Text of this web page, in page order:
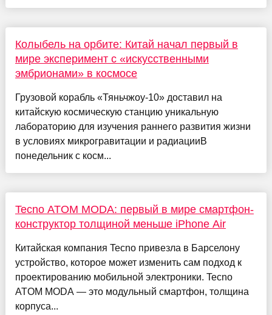
Колыбель на орбите: Китай начал первый в
мире эксперимент с «искусственными
эмбрионами» в космосе
Грузовой корабль «Тяньчжоу-10» доставил на
китайскую космическую станцию уникальную
лабораторию для изучения раннего развития жизни
в условиях микрогравитации и радиацииВ
понедельник с косм...
Tecno ATOM MODA: первый в мире смартфон-
конструктор толщиной меньше iPhone Air
Китайская компания Tecno привезла в Барселону
устройство, которое может изменить сам подход к
проектированию мобильной электроники. Tecno
ATOM MODA — это модульный смартфон, толщина
корпуса...